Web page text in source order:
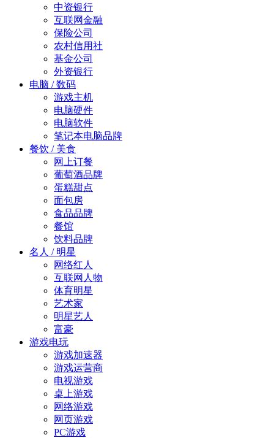
中资银行
互联网金融
保险公司
农村信用社
基金公司
外资银行
电脑 / 数码
游戏主机
电脑硬件
电脑软件
笔记本电脑品牌
餐饮 / 美食
网上订餐
葡萄酒品牌
蛋糕甜点
面包房
食品品牌
餐馆
饮料品牌
名人 / 明星
网络红人
互联网人物
体育明星
艺术家
明星艺人
富豪
游戏电玩
游戏加速器
游戏运营商
电视游戏
桌上游戏
网络游戏
网页游戏
PC游戏